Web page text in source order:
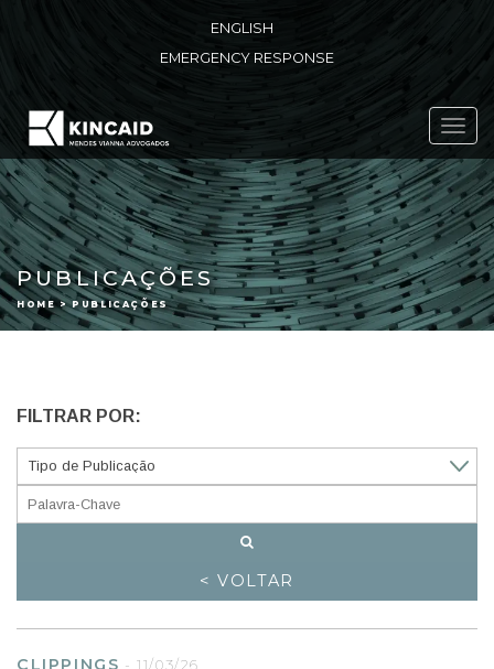
ENGLISH
EMERGENCY RESPONSE
PUBLICAÇÕES
HOME > PUBLICAÇÕES
FILTRAR POR:
< VOLTAR
CLIPPINGS -11/03/26